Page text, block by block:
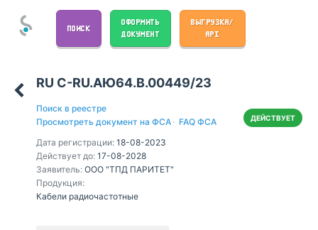
ПОИСК
ОФОРМИТЬ
ДОКУМЕНТ
ВЫГРУЗКА/
API
RU С-RU.АЮ64.В.00449/23
Поиск в реестре
Просмотреть документ на ФСА · FAQ ФСА
Дата регистрации: 18-08-2023
Действует до: 17-08-2028
Заявитель: ООО "ТПД ПАРИТЕТ"
Продукция:
Кабели радиочастотные
ДЕЙСТВУЕТ